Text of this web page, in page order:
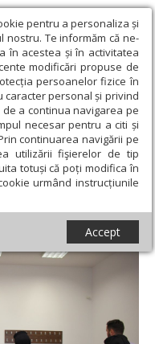
pentru a personaliza și
Te informăm că ne-
în acestea și în activitatea
modificări propuse de
persoanelor fizice în
caracter personal și privind
a continua navigarea pe
necesar pentru a citi și
continuarea navigării pe
utilizării fişierelor de tip
totuși că poți modifica în
urmând instrucțiunile
Accept
› Știri › Examen final
de la Craiova
cursurilor